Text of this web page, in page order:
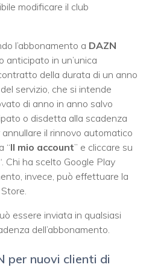
modificare il club
l’abbonamento a DAZN
anticipato in un’unica
della durata di un anno
servizio, che si intende
di anno in anno salvo
o disdetta alla scadenza
il rinnovo automatico
“Il mio account” e cliccare su
“. Chi ha scelto Google Play
invece, può effettuare la
essere inviata in qualsiasi
dell’abbonamento.
per nuovi clienti di